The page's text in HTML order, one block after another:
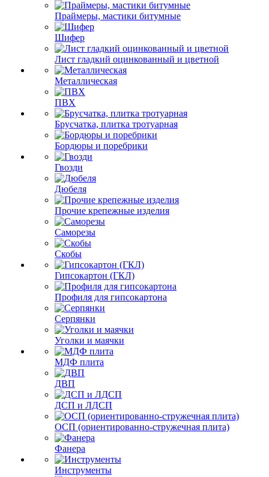
Праймеры, мастики битумные
Шифер
Лист гладкий оцинкованный и цветной
Металлическая
ПВХ
Брусчатка, плитка тротуарная
Бордюры и поребрики
Гвозди
Дюбеля
Прочие крепежные изделия
Саморезы
Скобы
Гипсокартон (ГКЛ)
Профиля для гипсокартона
Серпянки
Уголки и маячки
МДФ плита
ДВП
ДСП и ЛДСП
ОСП (ориентированно-стружечная плита)
Фанера
Инструменты